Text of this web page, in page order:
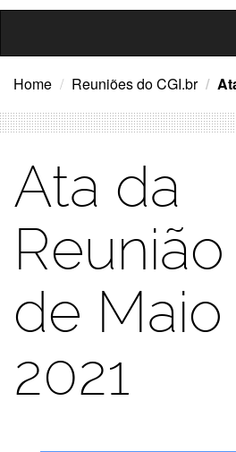
Home Reuniões do CGI.br
Ata da
de
2021